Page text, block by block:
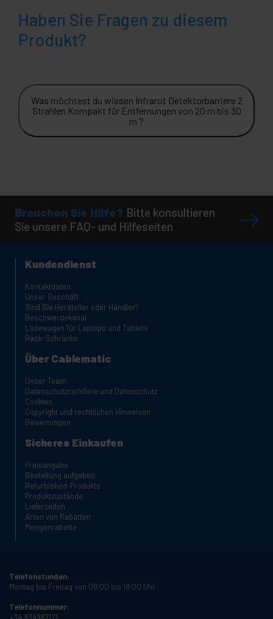
Haben Sie Fragen zu diesem
Produkt?
Was möchtest du wissen Infrarot Detektorbarriere 2
Strahlen Kompakt für Entfernungen von 20 m bis 30
m ?
Brauchen Sie Hilfe? Bitte konsultieren
Sie unsere FAQ- und Hilfeseiten
Kundendienst
Kontaktdaten
Unser Geschäft
Sind Sie Hersteller oder Händler?
Beschwerdekanal
Ladewagen für Laptops und Tablets
Rack-Schränke
Über Cablematic
Unser Team
Datenschutzrichtlinie und Datenschutz
Cookies
Copyright und rechtlichen Hinweisen
Bewertungen
Sicheres Einkaufen
Preisangabe
Bestellung aufgeben
Refurbished-Produkte
Produktzustände
Lieferzeiten
Arten von Rabatten
Mengenrabatte
Telefonstunden:
Montag bis Freitag von 09:00 bis 18:00 Uhr
Telefonnummer: